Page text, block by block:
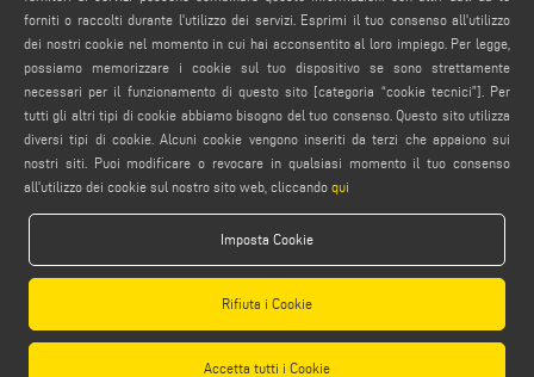
Webmail
webmaster@emmegi.com
info@emmegi.com
AVVERTENZE LEGALI
NOTE LEGALI
forniti o raccolti durante l'utilizzo dei servizi. Esprimi il tuo consenso all'utilizzo
dei nostri cookie nel momento in cui hai acconsentito al loro impiego. Per legge,
possiamo memorizzare i cookie sul tuo dispositivo se sono strettamente
necessari per il funzionamento di questo sito [categoria “cookie tecnici”]. Per
tutti gli altri tipi di cookie abbiamo bisogno del tuo consenso. Questo sito utilizza
diversi tipi di cookie. Alcuni cookie vengono inseriti da terzi che appaiono sui
nostri siti. Puoi modificare o revocare in qualsiasi momento il tuo consenso
all'utilizzo dei cookie sul nostro sito web, cliccando qui
Imposta Cookie
Rifiuta i Cookie
Accetta tutti i Cookie